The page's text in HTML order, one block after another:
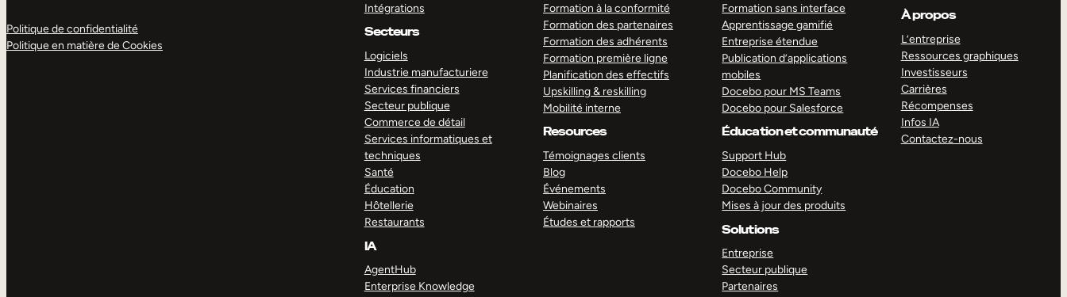
Politique de confidentialité
Politique en matière de Cookies
Intégrations
Secteurs
Logiciels
Industrie manufacturiere
Services financiers
Secteur publique
Commerce de détail
Services informatiques et
techniques
Santé
Éducation
Hôtellerie
Restaurants
IA
AgentHub
Enterprise Knowledge
Formation à la conformité
Formation des partenaires
Formation des adhérents
Formation première ligne
Planification des effectifs
Upskilling & reskilling
Mobilité interne
Resources
Témoignages clients
Blog
Événements
Webinaires
Études et rapports
Formation sans interface
Apprentissage gamifié
Entreprise étendue
Publication d’applications
mobiles
Docebo pour MS Teams
Docebo pour Salesforce
Éducation et communauté
Support Hub
Docebo Help
Docebo Community
Mises à jour des produits
Solutions
Entreprise
Secteur publique
Partenaires
À propos
L’entreprise
Ressources graphiques
Investisseurs
Carrières
Récompenses
Infos IA
Contactez-nous